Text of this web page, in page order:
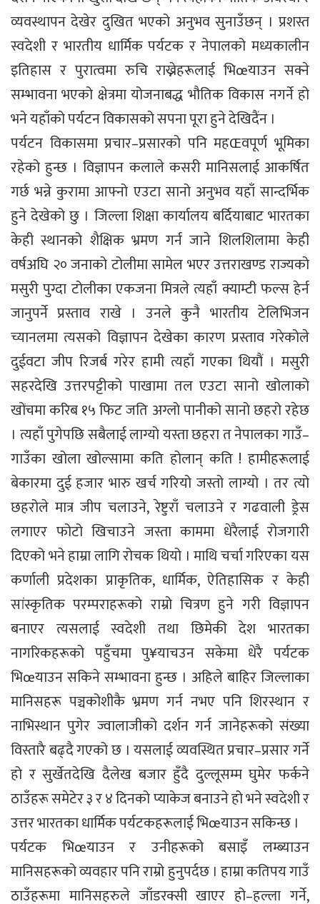
व्यवस्थापन देखेर दुखित भएको अनुभव सुनाउँछन् । प्रशस्त
स्वदेशी र भारतीय धार्मिक पर्यटक र नेपालको मध्यकालीन
इतिहास र पुरात्वमा रुचि राख्नेहरूलाई भिœयाउन सक्ने
सम्भावना भएको क्षेत्रमा योजनाबद्ध भौतिक विकास नगर्ने हो
भने यहाँको पर्यटन विकासको सपना पूरा हुने देखिदैंन ।
पर्यटन विकासमा प्रचार–प्रसारको पनि महŒवपूर्ण भूमिका
रहेको हुन्छ । विज्ञापन कलाले कसरी मानिसलाई आकर्षित
गर्छ भन्ने कुरामा आफ्नो एउटा सानो अनुभव यहाँ सान्दर्भिक
हुने देखेको छु । जिल्ला शिक्षा कार्यालय बर्दियाबाट भारतका
केही स्थानको शैक्षिक भ्रमण गर्न जाने शिलशिलामा केही
वर्षअघि २० जनाको टोलीमा सामेल भएर उत्तराखण्ड राज्यको
मसुरी पुग्दा टोलीका एकजना मित्रले त्यहाँ क्याम्टी फल्स हेर्न
जानुपर्ने प्रस्ताव राखे । उनले कुनै भारतीय टेलिभिजन
च्यानलमा त्यसको विज्ञापन देखेका कारण प्रस्ताव गरेकोले
दुईवटा जीप रिजर्ब गरेर हामी त्यहाँ गएका थियौं । मसुरी
सहरदेखि उत्तरपट्टीको पाखामा तल एउटा सानो खोलाको
खोंचमा करिब १५ फिट जति अग्लो पानीको सानो छहरो रहेछ
। त्यहाँ पुगेपछि सबैलाई लाग्यो यस्ता छहरा त नेपालका गाउँ–
गाउँका खोला खोल्सामा कति होलान् कति ! हामीहरूलाई
बेकारमा दुई हजार भारु खर्च गरियो जस्तो लाग्यो । तर त्यो
छहरोले मात्र जीप चलाउने, रेष्टुराँ चलाउने र गढवाली ड्रेस
लगाएर फोटो खिचाउने जस्ता काममा धेरैलाई रोजगारी
दिएको भने हाम्रा लागि रोचक थियो । माथि चर्चा गरिएका यस
कर्णाली प्रदेशका प्राकृतिक, धार्मिक, ऐतिहासिक र केही
सांस्कृतिक परम्पराहरूको राम्रो चित्रण हुने गरी विज्ञापन
बनाएर त्यसलाई स्वदेशी तथा छिमेकी देश भारतका
नागरिकहरूको पहुँचमा पु¥याचउन सकेमा धेरै पर्यटक
भिœयाउन सकिने सम्भावना हुन्छ । अहिले बाहिर जिल्लाका
मानिसहरू पञ्चकोशीकै भ्रमण गर्न नभए पनि शिरस्थान र
नाभिस्थान पुगेर ज्वालाजीको दर्शन गर्न जानेहरूको संख्या
विस्तारै बढ्दै गएको छ । यसलाई व्यवस्थित प्रचार–प्रसार गर्ने
हो र सुर्खेतदेखि दैलेख बजार हुँदै दुल्लूसम्म घुमेर फर्कने
ठाउँहरू समेटेर ३ र ४ दिनको प्याकेज बनाउने हो भने स्वदेशी र
उत्तर भारतका धार्मिक पर्यटकहरूलाई भिœयाउन सकिन्छ ।
पर्यटक भिœयाउन र उनीहरूको बसाइँ लम्ब्याउन
मानिसहरूको व्यवहार पनि राम्रो हुनुपर्दछ । हाम्रा कतिपय गाउँ
ठाउँहरूमा मानिसहरुले जाँडरक्सी खाएर हो–हल्ला गर्ने,